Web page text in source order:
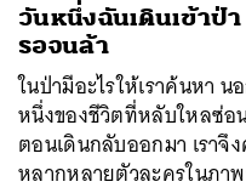
วันหนึ่งฉันเดินเข้าป่
รอจนล้า
ในป่ามีอะไรให้เราค้นหา
หนึ่งของชีวิตที่หลับใหลซ่อ
ตอนเดินกลับออกมา เราจึ
หลากหลายตัวละครในภา